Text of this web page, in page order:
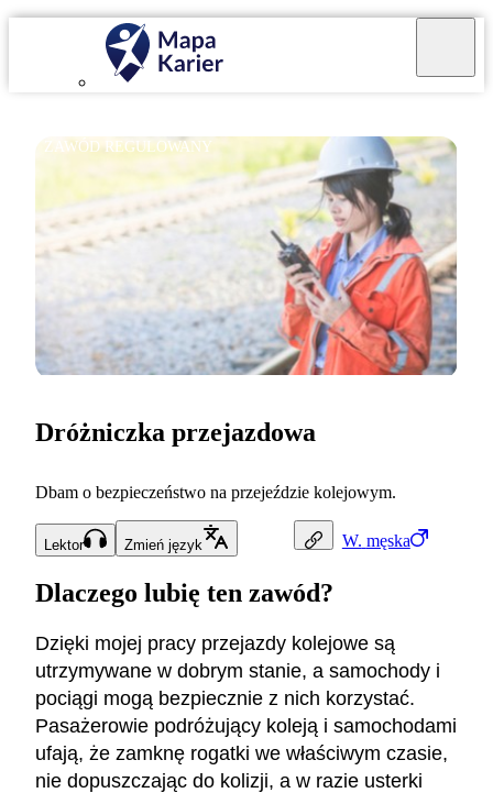
ZAWÓD REGULOWANY
W. męska
Dróżniczka przejazdowa
Dbam o bezpieczeństwo na przejeździe kolejowym.
Lektor Zmień język
Dlaczego lubię ten zawód?
Dzięki mojej pracy przejazdy kolejowe są
utrzymywane w dobrym stanie, a samochody i
pociągi mogą bezpiecznie z nich korzystać.
Pasażerowie podróżujący koleją i samochodami
ufają, że zamknę rogatki we właściwym czasie,
nie dopuszczając do kolizji, a w razie usterki